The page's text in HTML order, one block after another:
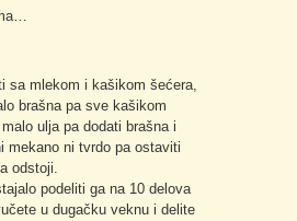
sa mlekom i kašikom šećera,
brašna pa sve kašikom
ulja pa dodati brašna i
mekano ni tvrdo pa ostaviti
odstoji.
podeliti ga na 10 delova
u dugačku veknu i delite